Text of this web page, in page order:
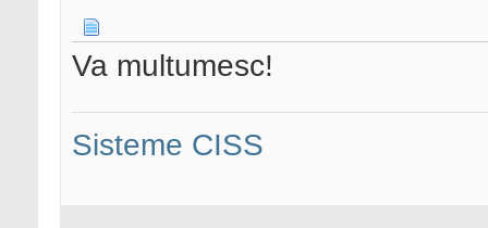
Va multumesc!
Sisteme CISS